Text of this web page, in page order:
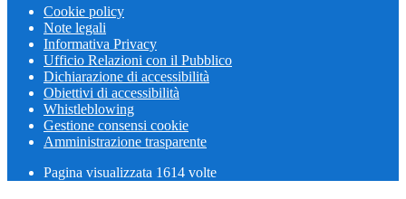
Cookie policy
Note legali
Informativa Privacy
Ufficio Relazioni con il Pubblico
Dichiarazione di accessibilità
Obiettivi di accessibilità
Whistleblowing
Gestione consensi cookie
Amministrazione trasparente
Pagina visualizzata 1614 volte